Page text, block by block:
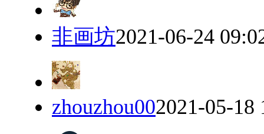
非画坊2021-06-24
zhouzhou002021-05-18